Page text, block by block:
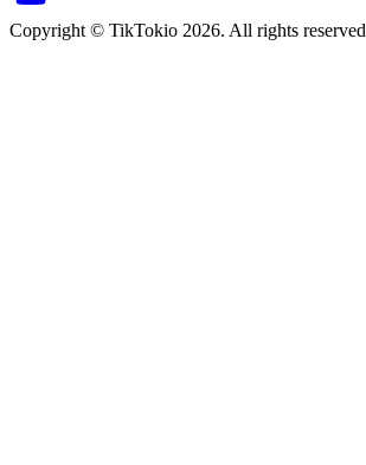
Copyright © TikTokio 2026. All rights reserved